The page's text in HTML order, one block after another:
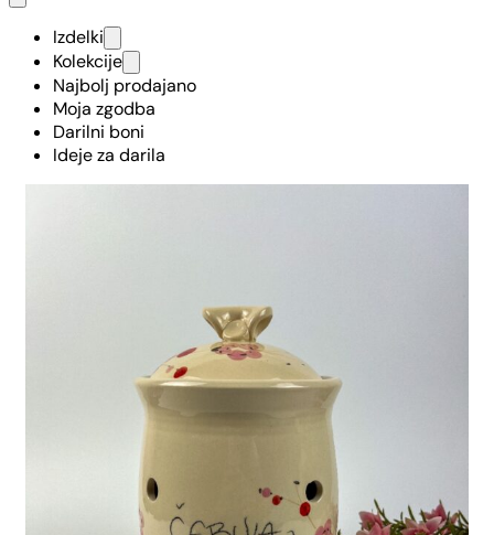
Izdelki
Kolekcije
Najbolj prodajano
Moja zgodba
Darilni boni
Ideje za darila